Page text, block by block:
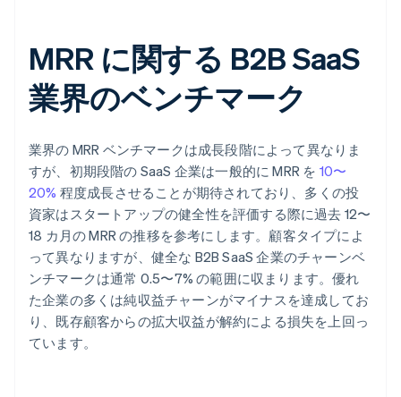
MRR に関する B2B SaaS
業界のベンチマーク
業界の MRR ベンチマークは成長段階によって異なりま
すが、初期段階の SaaS 企業は一般的に MRR を 10〜
20% 程度成長させることが期待されており、多くの投
資家はスタートアップの健全性を評価する際に過去 12〜
18 カ月の MRR の推移を参考にします。顧客タイプによ
って異なりますが、健全な B2B SaaS 企業のチャーンベ
ンチマークは通常 0.5〜7% の範囲に収まります。優れ
た企業の多くは純収益チャーンがマイナスを達成してお
り、既存顧客からの拡大収益が解約による損失を上回っ
ています。